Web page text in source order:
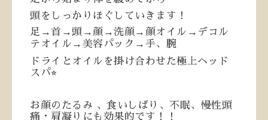
頭をしっかりほぐしていきます！
足→首→頭→顔→洗顔→顔オイル→デコル
テオイル→美容パック→手、腕
ドライとオイルを掛け合わせた極上ヘッド
スパ⭐︎
お顔のたるみ 、食いしばり、不眠、慢性頭
痛・肩凝りにも効果的です！！